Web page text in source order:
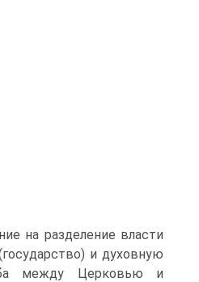
на разделение власти
и духовную
между Церковью и